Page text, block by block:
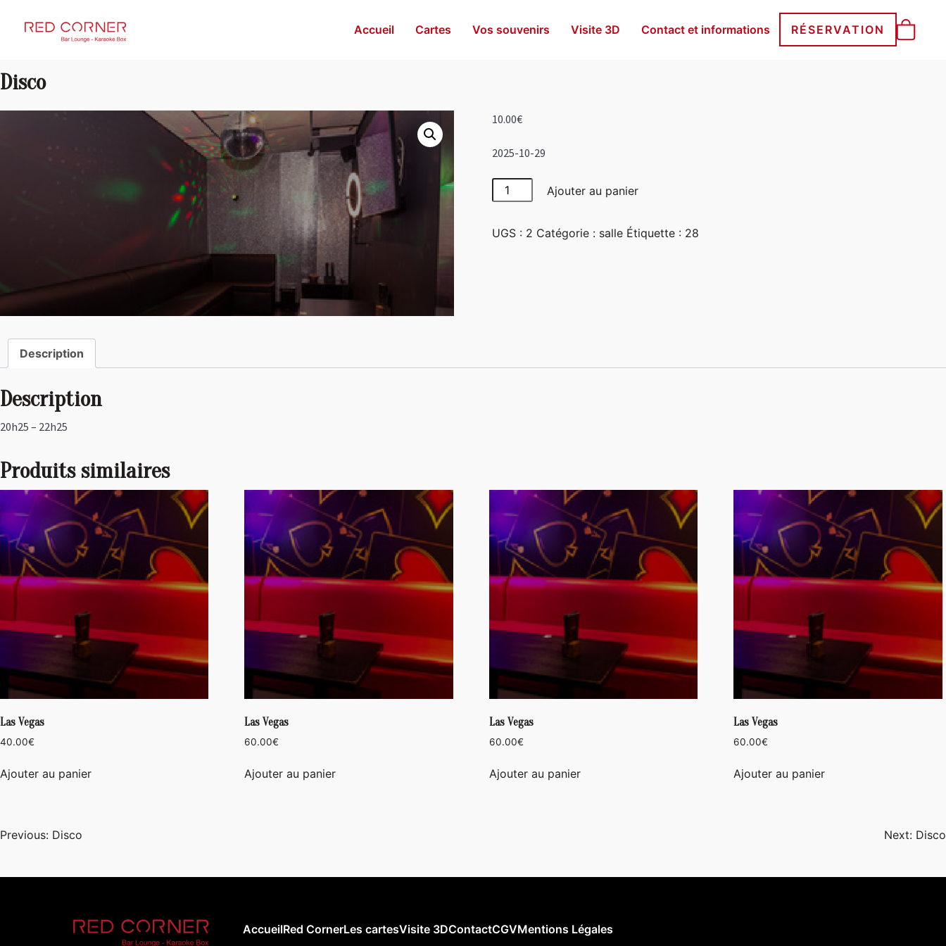
RED CORNER Accueil Cartes Vos souvenirs Visite 3D Contact et informations RÉSERVATION
Disco
10.00€
2025-10-29
quantité
de
Ajouter au panier
UGS : 2 Catégorie : salle Étiquette : 28
Description
Description
20h25 – 22h25
Produits similaires
Las Vegas
40.00€
Ajouter au panier
Las Vegas
60.00€
Ajouter au panier
Las Vegas
60.00€
Ajouter au panier
Las Vegas
60.00€
Ajouter au panier
Navigation
Previous: Disco Next: Disco
AccueilRed CornerLes cartesVisite 3DContactCGVMentions Légales